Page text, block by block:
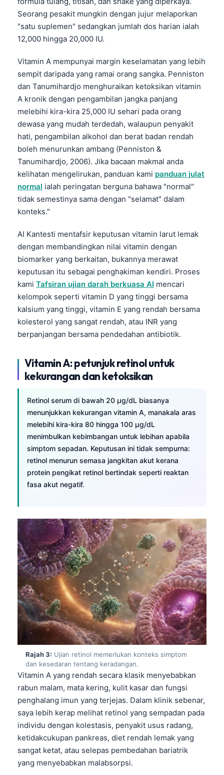
Seorang pesakit mungkin dengan jujur melaporkan
"satu suplemen" sedangkan jumlah dos harian ialah
12,000 hingga 20,000 IU.
Vitamin A mempunyai margin keselamatan yang lebih
sempit daripada yang ramai orang sangka. Penniston
dan Tanumihardjo menghuraikan ketoksikan vitamin
A kronik dengan pengambilan jangka panjang
melebihi kira-kira 25,000 IU sehari pada orang
dewasa yang mudah terdedah, walaupun penyakit
hati, pengambilan alkohol dan berat badan rendah
boleh menurunkan ambang (Penniston &
Tanumihardjo, 2006). Jika bacaan makmal anda
kelihatan mengelirukan, panduan kami panduan julat
normal ialah peringatan berguna bahawa "normal"
tidak semestinya sama dengan "selamat" dalam
konteks."
AI Kantesti mentafsir keputusan vitamin larut lemak
dengan membandingkan nilai vitamin dengan
biomarker yang berkaitan, bukannya merawat
keputusan itu sebagai penghakiman kendiri. Proses
kami Tafsiran ujian darah berkuasa AI mencari
kelompok seperti vitamin D yang tinggi bersama
kalsium yang tinggi, vitamin E yang rendah bersama
kolesterol yang sangat rendah, atau INR yang
berpanjangan bersama pendedahan antibiotik.
Vitamin A: petunjuk retinol untuk
kekurangan dan ketoksikan
Retinol serum di bawah 20 µg/dL biasanya
menunjukkan kekurangan vitamin A, manakala aras
melebihi kira-kira 80 hingga 100 µg/dL
menimbulkan kebimbangan untuk lebihan apabila
simptom sepadan. Keputusan ini tidak sempurna:
retinol menurun semasa jangkitan akut kerana
protein pengikat retinol bertindak seperti reaktan
fasa akut negatif.
Rajah 3: Ujian retinol memerlukan konteks simptom
dan kesedaran tentang keradangan.
Vitamin A yang rendah secara klasik menyebabkan
rabun malam, mata kering, kulit kasar dan fungsi
penghalang imun yang terjejas. Dalam klinik sebenar,
saya lebih kerap melihat retinol yang sempadan pada
individu dengan kolestasis, penyakit usus radang,
ketidakcukupan pankreas, diet rendah lemak yang
sangat ketat, atau selepas pembedahan bariatrik
yang menyebabkan malabsorpsi.